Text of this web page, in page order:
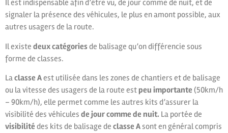
Il est indispensable afin d’être vu, de jour comme de nuit, et de
signaler la présence des véhicules, le plus en amont possible, aux
autres usagers de la route.
Il existe deux catégoriesde balisage qu’on différencie sous
forme de classes.
Laclasse Aest utilisée dans les zones de chantiers et de balisage
ou la vitesse des usagers de la route est peu importante (50km/h
– 90km/h), elle permet comme les autres kits d’assurer la
visibilité des véhicules de jour comme de nuit. La portée de
visibilité des kits de balisage de classe Asont en général compris